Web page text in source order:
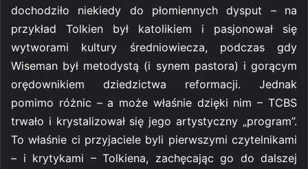
dochodziło niekiedy do płomiennych dysput – na
przykład Tolkien był katolikiem i pasjonował się
wytworami kultury średniowiecza, podczas gdy
Wiseman był metodystą (i synem pastora) i gorącym
orędownikiem dziedzictwa reformacji. Jednak
pomimo różnic – a może właśnie dzięki nim – TCBS
trwało i krystalizował się jego artystyczny „program”.
To właśnie ci przyjaciele byli pierwszymi czytelnikami
– i krytykami – Tolkiena, zachęcając go do dalszej